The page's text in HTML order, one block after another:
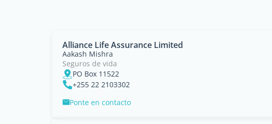
Alliance Life Assurance Limited
Aakash Mishra
Seguros de vida
PO Box 11522
+255 22 2103302
Ponte en contacto